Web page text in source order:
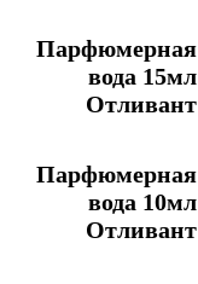
Парфюмерная
вода 15мл
Отливант
Парфюмерная
вода 10мл
Отливант